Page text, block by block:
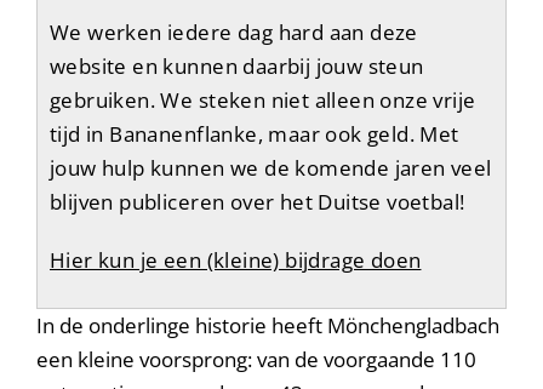
We werken iedere dag hard aan deze
website en kunnen daarbij jouw steun
gebruiken. We steken niet alleen onze vrije
tijd in Bananenflanke, maar ook geld. Met
jouw hulp kunnen we de komende jaren veel
blijven publiceren over het Duitse voetbal!
Hier kun je een (kleine) bijdrage doen
In de onderlinge historie heeft Mönchengladbach
een kleine voorsprong: van de voorgaande 110